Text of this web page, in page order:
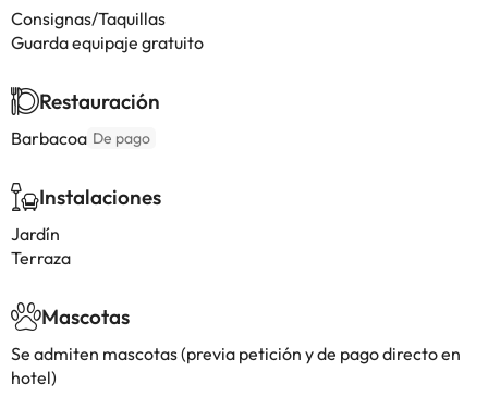
Consignas/Taquillas
Guarda equipaje gratuito
Restauración
Barbacoa De pago
Instalaciones
Jardín
Terraza
Mascotas
Se admiten mascotas (previa petición y de pago directo en
hotel)